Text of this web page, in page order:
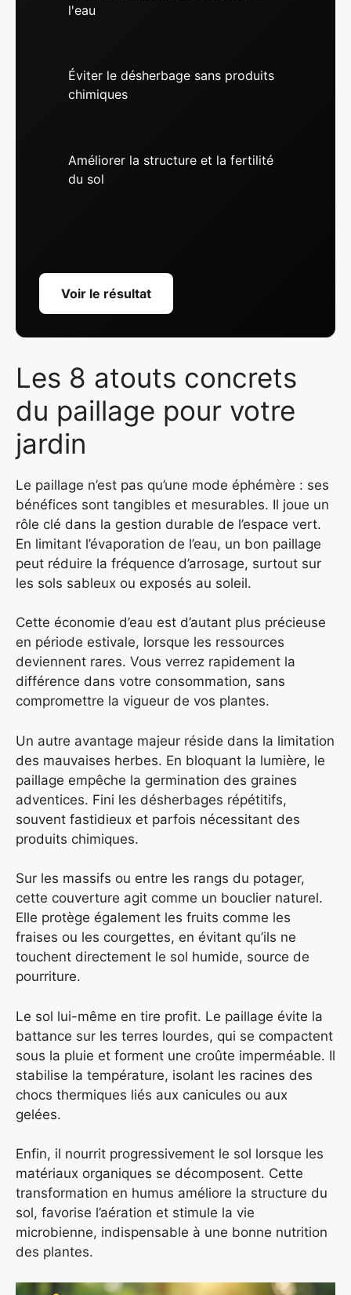
l'eau
Éviter le désherbage sans produits
chimiques
Améliorer la structure et la fertilité
du sol
Voir le résultat
Les 8 atouts concrets
du paillage pour votre
jardin
Le paillage n’est pas qu’une mode éphémère : ses
bénéfices sont tangibles et mesurables. Il joue un
rôle clé dans la gestion durable de l’espace vert.
En limitant l’évaporation de l’eau, un bon paillage
peut réduire la fréquence d’arrosage, surtout sur
les sols sableux ou exposés au soleil.
Cette économie d’eau est d’autant plus précieuse
en période estivale, lorsque les ressources
deviennent rares. Vous verrez rapidement la
différence dans votre consommation, sans
compromettre la vigueur de vos plantes.
Un autre avantage majeur réside dans la limitation
des mauvaises herbes. En bloquant la lumière, le
paillage empêche la germination des graines
adventices. Fini les désherbages répétitifs,
souvent fastidieux et parfois nécessitant des
produits chimiques.
Sur les massifs ou entre les rangs du potager,
cette couverture agit comme un bouclier naturel.
Elle protège également les fruits comme les
fraises ou les courgettes, en évitant qu’ils ne
touchent directement le sol humide, source de
pourriture.
Le sol lui-même en tire profit. Le paillage évite la
battance sur les terres lourdes, qui se compactent
sous la pluie et forment une croûte imperméable. Il
stabilise la température, isolant les racines des
chocs thermiques liés aux canicules ou aux
gelées.
Enfin, il nourrit progressivement le sol lorsque les
matériaux organiques se décomposent. Cette
transformation en humus améliore la structure du
sol, favorise l’aération et stimule la vie
microbienne, indispensable à une bonne nutrition
des plantes.